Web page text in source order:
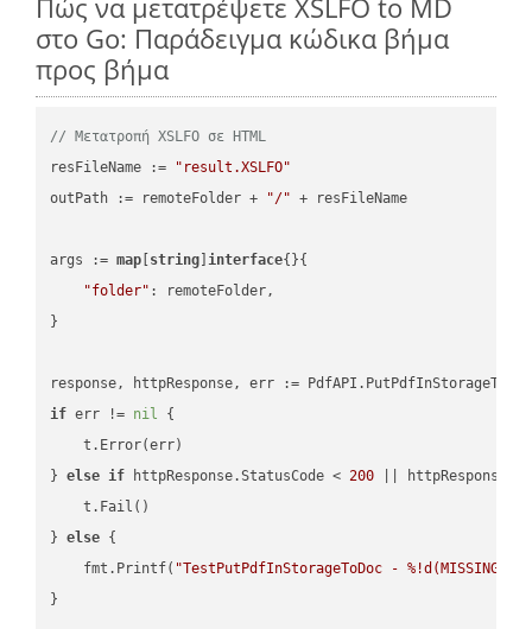
στο Go: Παράδειγμα κώδικα βήμα
προς βήμα
// Μετατροπή XSLFO σε HTML
resFileName :=
"result.XSLFO"
outPath := remoteFolder +
"/" + resFileName
args := map string ]interface{}{
"folder" : remoteFolder,
}
if err != nil {
    t.Error(err)
} else if httpResponse.StatusCode < 200 ||
    t.Fail()
} else {
    fmt.Printf(
"TestPutPdfInStorageToDoc - %!d(MISSING)\n"
}